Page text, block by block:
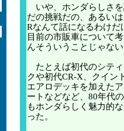
いや、ホンダらしさ
だの挑戦だの、あるい
Rなんて話になるわけだ
目前の市販車について
んそういうことじゃな
たとえば初代のシテ
クや初代CR-X、クイン
エアロデッキを加えた
ートなどなど、80年代
もホンダらしく魅力的
った。